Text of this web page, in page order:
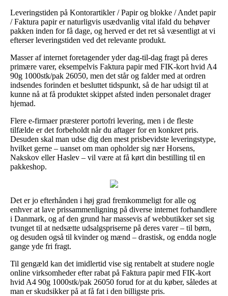
Leveringstiden på Kontorartikler / Papir og blokke / Andet papir
/ Faktura papir er naturligvis usædvanlig vital ifald du behøver
pakken inden for få dage, og herved er det ret så væsentligt at vi
efterser leveringstiden ved det relevante produkt.
Masser af internet foretagender yder dag-til-dag fragt på deres
primære varer, eksempelvis Faktura papir med FIK-kort hvid A4
90g 1000stk/pak 26050, men det står og falder med at ordren
indsendes forinden et besluttet tidspunkt, så de har udsigt til at
kunne nå at få produktet skippet afsted inden personalet drager
hjemad.
Flere e-firmaer præsterer portofri levering, men i de fleste
tilfælde er det forbeholdt når du aftager for en konkret pris.
Desuden skal man udse dig den mest prisbevidste leveringstype,
hvilket gerne – uanset om man opholder sig nær Horsens,
Nakskov eller Haslev – vil være at få kørt din bestilling til en
pakkeshop.
Det er jo efterhånden i høj grad fremkommeligt for alle og
enhver at lave prissammenligning på diverse internet forhandlere
i Danmark, og af den grund har massevis af webbutikker set sig
tvunget til at nedsætte udsalgspriserne på deres varer – til børn,
og desuden også til kvinder og mænd – drastisk, og endda nogle
gange yde fri fragt.
Til gengæld kan det imidlertid vise sig rentabelt at studere nogle
online virksomheder efter rabat på Faktura papir med FIK-kort
hvid A4 90g 1000stk/pak 26050 forud for at du køber, således at
man er skudsikker på at få fat i den billigste pris.